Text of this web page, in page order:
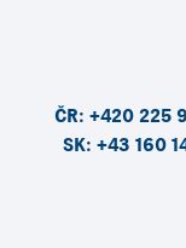
ČR: +420 225
SK: +43 160